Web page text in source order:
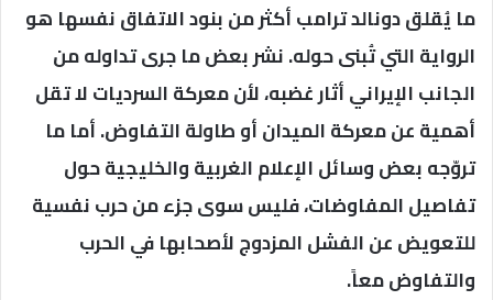
ما يُقلق دونالد ترامب أكثر من بنود الاتفاق نفسها هو
الرواية التي تُبنى حوله. نشر بعض ما جرى تداوله من
الجانب الإيراني أثار غضبه، لأن معركة السرديات لا تقل
أهمية عن معركة الميدان أو طاولة التفاوض. أما ما
تروّجه بعض وسائل الإعلام الغربية والخليجية حول
تفاصيل المفاوضات، فليس سوى جزء من حرب نفسية
للتعويض عن الفشل المزدوج لأصحابها في الحرب
والتفاوض معاً.